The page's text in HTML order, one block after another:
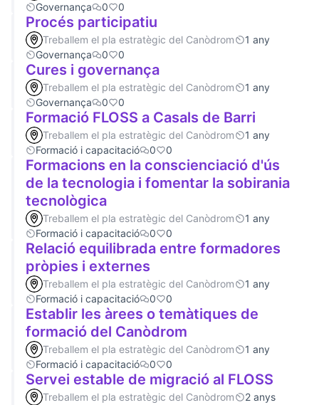
Governança
0 0
Procés participatiu
Treballem el pla estratègic del Canòdrom
1 any
Governança
0 0
Cures i governança
Treballem el pla estratègic del Canòdrom
1 any
Governança
0 0
Formació FLOSS a Casals de Barri
Treballem el pla estratègic del Canòdrom
1 any
Formació i capacitació
0 0
Formacions en la conscienciació d'ús
de la tecnologia i fomentar la sobirania
tecnològica
Treballem el pla estratègic del Canòdrom
1 any
Formació i capacitació
0 0
Relació equilibrada entre formadores
pròpies i externes
Treballem el pla estratègic del Canòdrom
1 any
Formació i capacitació
0 0
Establir les àrees o temàtiques de
formació del Canòdrom
Treballem el pla estratègic del Canòdrom
1 any
Formació i capacitació
0 0
Servei estable de migració al FLOSS
Treballem el pla estratègic del Canòdrom
2 anys